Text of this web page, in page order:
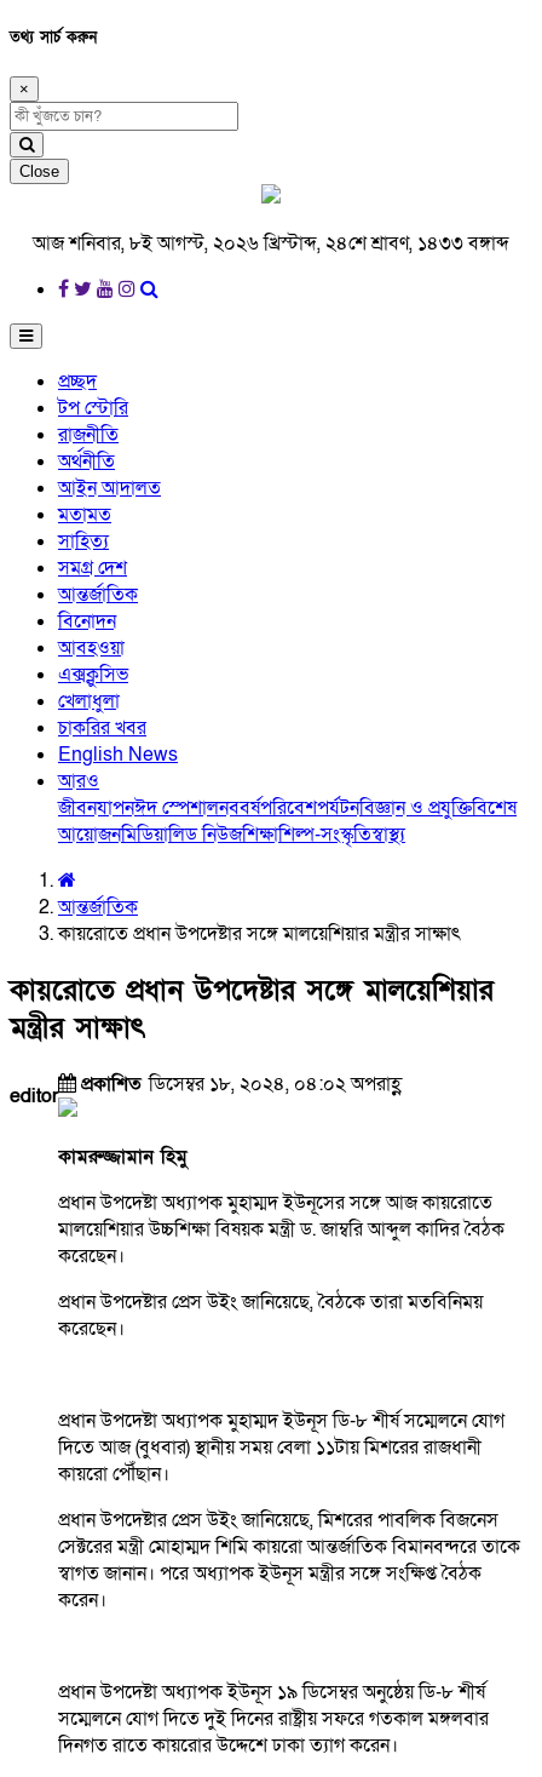
তথ্য সার্চ করুন
×
Close
আজ শনিবার, ৮ই আগস্ট, ২০২৬ খ্রিস্টাব্দ, ২৪শে শ্রাবণ, ১৪৩৩ বঙ্গাব্দ
প্রচ্ছদ
টপ স্টোরি
রাজনীতি
অর্থনীতি
আইন আদালত
মতামত
সাহিত্য
সমগ্র দেশ
আন্তর্জাতিক
বিনোদন
আবহওয়া
এক্সক্লুসিভ
খেলাধুলা
চাকরির খবর
English News
আরও
জীবনযাপনঈদ স্পেশালনববর্ষপরিবেশপর্যটনবিজ্ঞান ও প্রযুক্তিবিশেষ
আয়োজনমিডিয়ালিড নিউজশিক্ষাশিল্প-সংস্কৃতিস্বাস্থ্য
আন্তর্জাতিক
কায়রোতে প্রধান উপদেষ্টার সঙ্গে মালয়েশিয়ার মন্ত্রীর সাক্ষাৎ
কায়রোতে প্রধান উপদেষ্টার সঙ্গে মালয়েশিয়ার
মন্ত্রীর সাক্ষাৎ
editor প্রকাশিতডিসেম্বর ১৮, ২০২৪, ০৪:০২ অপরাহ্ণ
কামরুজ্জামান হিমু
প্রধান উপদেষ্টা অধ্যাপক মুহাম্মদ ইউনূসের সঙ্গে আজ কায়রোতে
মালয়েশিয়ার উচ্চশিক্ষা বিষয়ক মন্ত্রী ড. জাম্বরি আব্দুল কাদির বৈঠক
করেছেন।
প্রধান উপদেষ্টার প্রেস উইং জানিয়েছে, বৈঠকে তারা মতবিনিময়
করেছেন।
প্রধান উপদেষ্টা অধ্যাপক মুহাম্মদ ইউনূস ডি-৮ শীর্ষ সম্মেলনে যোগ
দিতে আজ (বুধবার) স্থানীয় সময় বেলা ১১টায় মিশরের রাজধানী
কায়রো পৌঁছান।
প্রধান উপদেষ্টার প্রেস উইং জানিয়েছে, মিশরের পাবলিক বিজনেস
সেক্টরের মন্ত্রী মোহাম্মদ শিমি কায়রো আন্তর্জাতিক বিমানবন্দরে তাকে
স্বাগত জানান। পরে অধ্যাপক ইউনূস মন্ত্রীর সঙ্গে সংক্ষিপ্ত বৈঠক
করেন।
প্রধান উপদেষ্টা অধ্যাপক ইউনূস ১৯ ডিসেম্বর অনুষ্ঠেয় ডি-৮ শীর্ষ
সম্মেলনে যোগ দিতে দুই দিনের রাষ্ট্রীয় সফরে গতকাল মঙ্গলবার
দিনগত রাতে কায়রোর উদ্দেশে ঢাকা ত্যাগ করেন।